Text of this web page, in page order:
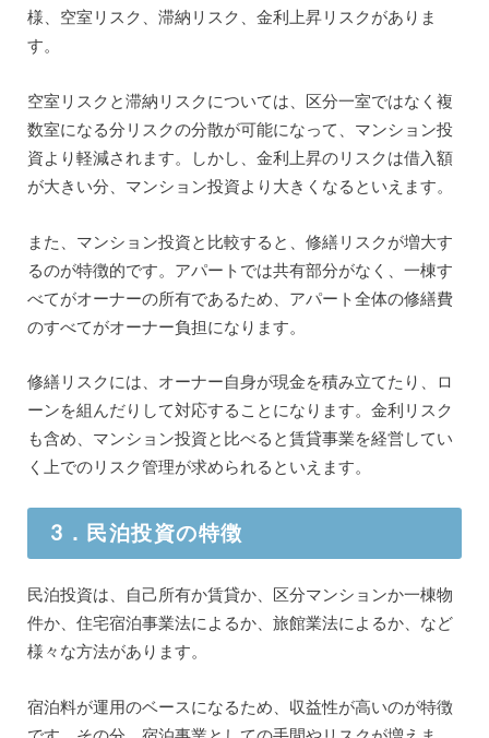
様、空室リスク、滞納リスク、金利上昇リスクがありま
す。
空室リスクと滞納リスクについては、区分一室ではなく複
数室になる分リスクの分散が可能になって、マンション投
資より軽減されます。しかし、金利上昇のリスクは借入額
が大きい分、マンション投資より大きくなるといえます。
また、マンション投資と比較すると、修繕リスクが増大す
るのが特徴的です。アパートでは共有部分がなく、一棟す
べてがオーナーの所有であるため、アパート全体の修繕費
のすべてがオーナー負担になります。
修繕リスクには、オーナー自身が現金を積み立てたり、ロ
ーンを組んだりして対応することになります。金利リスク
も含め、マンション投資と比べると賃貸事業を経営してい
く上でのリスク管理が求められるといえます。
3．民泊投資の特徴
民泊投資は、自己所有か賃貸か、区分マンションか一棟物
件か、住宅宿泊事業法によるか、旅館業法によるか、など
様々な方法があります。
宿泊料が運用のベースになるため、収益性が高いのが特徴